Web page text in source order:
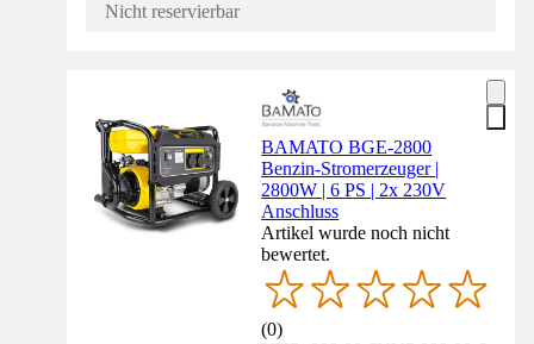
Nicht reservierbar
BAMATO BGE-2800
Benzin-Stromerzeuger |
2800W | 6 PS | 2x 230V
Anschluss
Artikel wurde noch nicht
bewertet.
(0)